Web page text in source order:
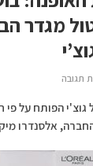
מגדר
תגובה
הפותח על פי
אלסנדרו